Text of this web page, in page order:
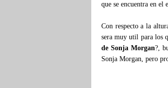
que se encuentra en
Con respecto a la
sera muy util para los
de Sonja Morgan?,
Sonja Morgan, pero